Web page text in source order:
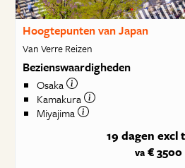
Hoogtepunten van Japan
Van Verre Reizen
Bezienswaardigheden
Osaka
Kamakura
Miyajima
19 dagen excl
va€ 3500